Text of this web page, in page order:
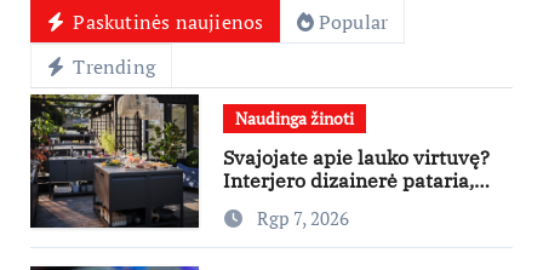
Paskutinės naujienos
Popular
Trending
Naudinga žinoti
Svajojate apie lauko virtuvę?
Interjero dizainerė pataria,
nuo ko pradėti
Rgp 7, 2026